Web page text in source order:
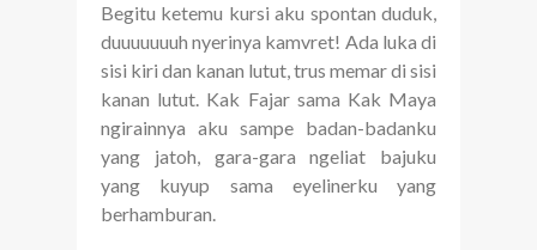
Begitu ketemu kursi aku spontan duduk,
duuuuuuuh nyerinya kamvret! Ada luka di
sisi kiri dan kanan lutut, trus memar di sisi
kanan lutut. Kak Fajar sama Kak Maya
ngirainnya aku sampe badan-badanku
yang jatoh, gara-gara ngeliat bajuku
yang kuyup sama eyelinerku yang
berhamburan.